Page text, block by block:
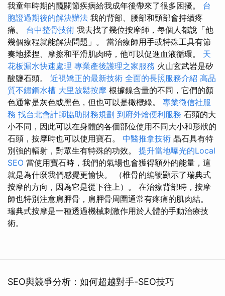
我童年時期的髖關節疾病給我成年後帶來了很多困擾。 台
胞證過期後的解決辦法 我的背部、腰部和頸部會持續疼
痛。 台中整骨技術 我去找了幾位按摩師，每個人都說「他
幾個療程就能解決問題」。 當治療師用手或特殊工具有節
奏地揉捏、摩擦和平滑肌肉時，他可以促進血液循環。 天
花板漏水快速處理 專業產後護理之家服務 火山玄武岩是矽
酸鹽石頭。 近視矯正的最新技術 全面的長照服務介紹 高品
質不鏽鋼水槽 大里放鬆按摩 根據鎳含量的不同，它們的顏
色通常是灰色或黑色，但也可以是橄欖綠。 專業徵信社服
務 找台北會計師協助財務規劃 到府外燴便利服務 石頭的大
小不同，因此可以在身體的各個部位使用不同大小和形狀的
石頭，按摩時也可以使用寶石。 中醫推拿技術 晶石具有特
別強的輻射，對眾生有特殊的功效。 提升當地曝光的Local
SEO 當使用寶石時，我們的氣場也會獲得額外的能量，這
就是為什麼我們感覺更愉快。 （椎骨的編號顯示了瑞典式
按摩的方向，因為它是從下往上）。 在治療背部時，按摩
師也特別注意肩胛骨，肩胛骨周圍通常有疼痛的肌肉結。
瑞典式按摩是一種透過機械刺激作用於人體的手動治療技
術。
SEO與競爭分析：如何超越對手-SEO技巧